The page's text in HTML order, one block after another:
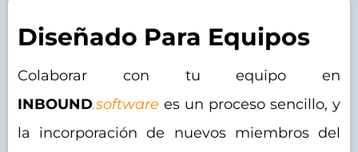
Diseñado Para Equipos
Colaborar con tu equipo en
INBOUND.software es un proceso sencillo, y
la incorporación de nuevos miembros del